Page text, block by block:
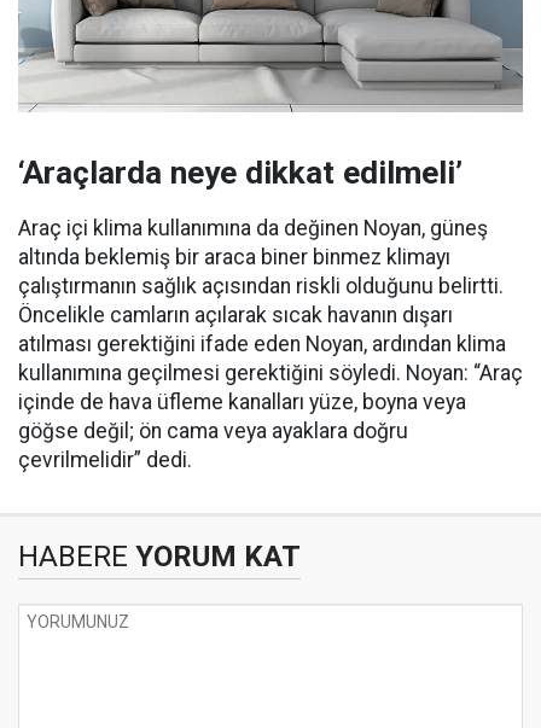
‘Araçlarda neye dikkat edilmeli’
Araç içi klima kullanımına da değinen Noyan, güneş
altında beklemiş bir araca biner binmez klimayı
çalıştırmanın sağlık açısından riskli olduğunu belirtti.
Öncelikle camların açılarak sıcak havanın dışarı
atılması gerektiğini ifade eden Noyan, ardından klima
kullanımına geçilmesi gerektiğini söyledi. Noyan: “Araç
içinde de hava üfleme kanalları yüze, boyna veya
göğse değil; ön cama veya ayaklara doğru
çevrilmelidir” dedi.
HABERE YORUM KAT